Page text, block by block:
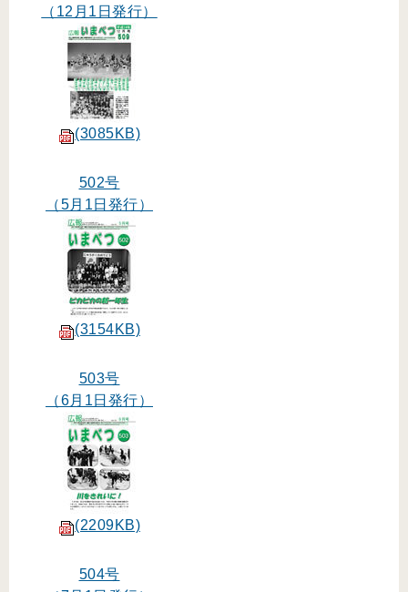
（12月1日発行）
(3085KB)
502号
（5月1日発行）
(3154KB)
503号
（6月1日発行）
(2209KB)
504号